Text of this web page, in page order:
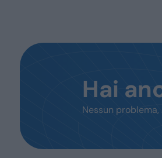
Hai
Nessun